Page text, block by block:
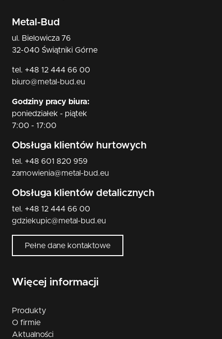
Metal-Bud
ul. Bielowicza 76
32-040 Świątniki Górne
tel. +48 12 444 66 00
biuro@metal-bud.eu
Godziny pracy biura:
poniedziałek - piątek
7:00 - 17:00
Obsługa klientów hurtowych
tel. +48 601 820 959
zamowienia@metal-bud.eu
Obsługa klientów detalicznych
tel. +48 12 444 66 00
gdziekupic@metal-bud.eu
Pełne dane kontaktowe
Więcej informacji
Produkty
O firmie
Aktualności